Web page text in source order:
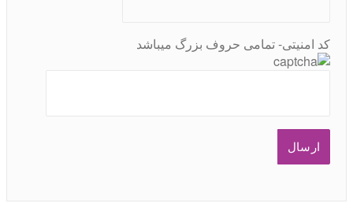
کد امنیتی- تمامی حروف بزرگ میباشد